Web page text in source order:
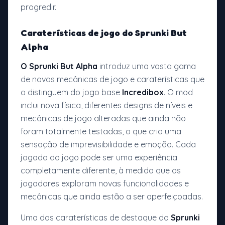
progredir.
Caraterísticas de jogo doSprunki But
Alpha
O Sprunki But Alpha introduz uma vasta gama
de novas mecânicas de jogo e caraterísticas que
o distinguem do jogo base Incredibox. O mod
inclui nova física, diferentes designs de níveis e
mecânicas de jogo alteradas que ainda não
foram totalmente testadas, o que cria uma
sensação de imprevisibilidade e emoção. Cada
jogada do jogo pode ser uma experiência
completamente diferente, à medida que os
jogadores exploram novas funcionalidades e
mecânicas que ainda estão a ser aperfeiçoadas.
Uma das caraterísticas de destaque do Sprunki